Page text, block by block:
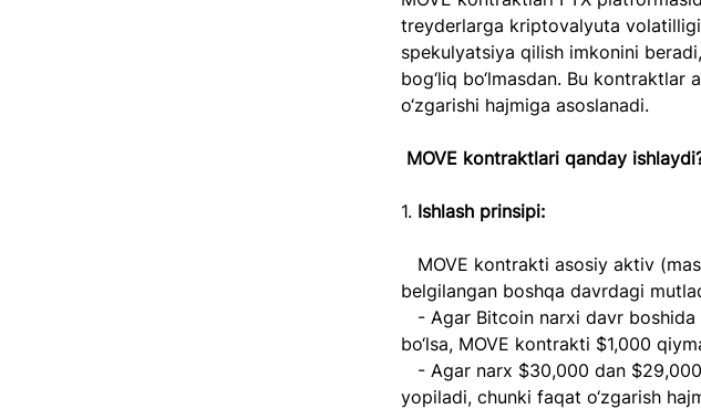
treyderlarga kriptovalyuta volatilligi
spekulyatsiya qilish imkonini
bog‘liq bo‘lmasdan. Bu
o‘zgarishi hajmiga asoslanadi.
MOVE kontraktlari qanday
1. Ishlash prinsipi:
belgilangan boshqa davrdagi
bo‘lsa, MOVE kontrakti $1,000
yopiladi, chunki faqat o‘zgarish